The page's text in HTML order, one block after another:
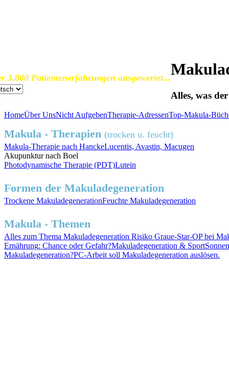
3.000 Patientenerfahrungen ausgewertet...
Alles, was
HomeÜber UnsNicht AufgebenTherapie-AdressenTop-Makula-
Makula - Therapien (trocken u. feucht)
Makula-Therapie nach HanckeLucentis, Avastin, Macugen
Akupunktur nach Boel
Photodynamische Therapie (PDT)Lutein
Formen der Makuladegeneration
Trockene MakuladegenerationFeuchte Makuladegeneration
Makula - Themen
Alles zum Thema Makuladegeneration Risiko Graue-Star-OPbei
Ernährung: Chance oder Gefahr?Makuladegeneration & Sport
Makuladegeneration?PC-Arbeit soll Makuladegeneration auslösen.